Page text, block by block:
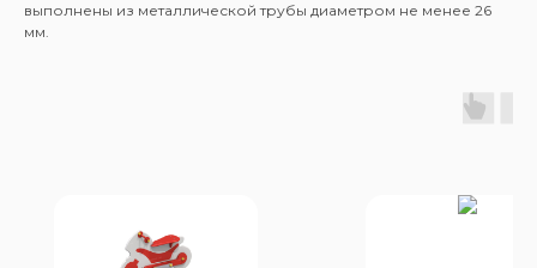
выполнены из металлической трубы диаметром не менее 26
мм.